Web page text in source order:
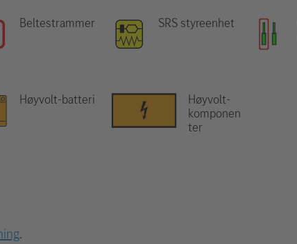
Beltestrammer SRS styreenhet
Høyvolt-batteri
Høyvolt-
komponen
ter
.